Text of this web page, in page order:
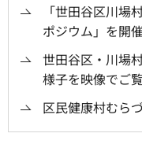
「世田谷区川場
ポジウム」を開
世田谷区・川場
様子を映像でご
区民健康村むら